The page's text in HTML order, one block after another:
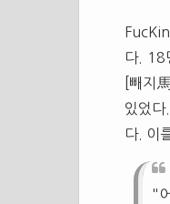
다. 18
[빼지
있었
다. 이
"